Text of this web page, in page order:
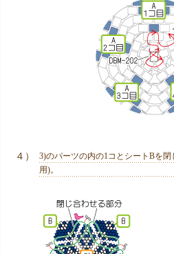
４）
3)のパーツの内の1コとシートBを
用)。